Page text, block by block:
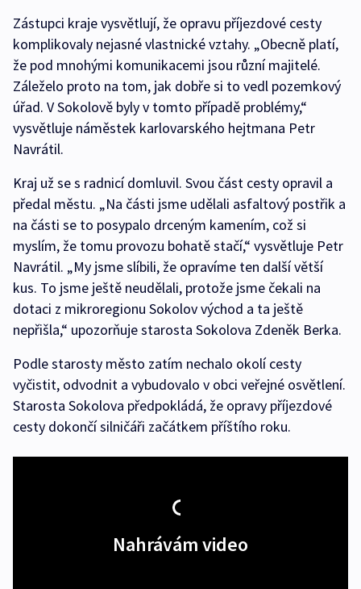
Zástupci kraje vysvětlují, že opravu příjezdové cesty
komplikovaly nejasné vlastnické vztahy. „Obecně platí,
že pod mnohými komunikacemi jsou různí majitelé.
Záleželo proto na tom, jak dobře si to vedl pozemkový
úřad. V Sokolově byly v tomto případě problémy,“
vysvětluje náměstek karlovarského hejtmana Petr
Navrátil.
Kraj už se s radnicí domluvil. Svou část cesty opravil a
předal městu. „Na části jsme udělali asfaltový postřik a
na části se to posypalo drceným kamením, což si
myslím, že tomu provozu bohatě stačí,“ vysvětluje Petr
Navrátil. „My jsme slíbili, že opravíme ten další větší
kus. To jsme ještě neudělali, protože jsme čekali na
dotaci z mikroregionu Sokolov východ a ta ještě
nepřišla,“ upozorňuje starosta Sokolova Zdeněk Berka.
Podle starosty město zatím nechalo okolí cesty
vyčistit, odvodnit a vybudovalo v obci veřejné osvětlení.
Starosta Sokolova předpokládá, že opravy příjezdové
cesty dokončí silničáři začátkem příštího roku.
Nahrávám video